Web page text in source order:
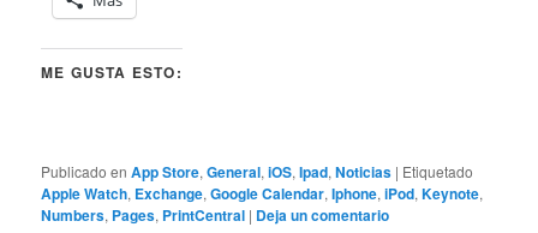
ME GUSTA ESTO:
Publicado en App Store,General,iOS,Ipad,Noticias | Etiquetado
Apple Watch, Exchange,Google Calendar,Iphone,iPod,Keynote,
Numbers, Pages, PrintCentral | Deja un comentario